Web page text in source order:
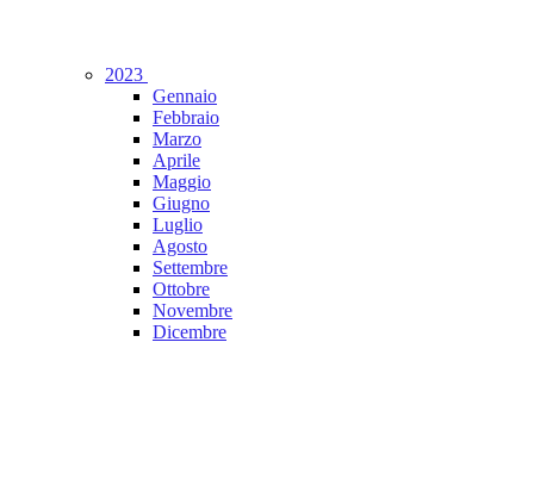
2023
Gennaio
Febbraio
Marzo
Aprile
Maggio
Giugno
Luglio
Agosto
Settembre
Ottobre
Novembre
Dicembre